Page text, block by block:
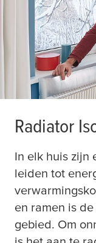
Radiator
In elk huis zijn
leiden tot
en ramen is
gebied. Om